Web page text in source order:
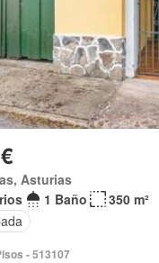
Asturias
1 Baño
350 m²
- 513107